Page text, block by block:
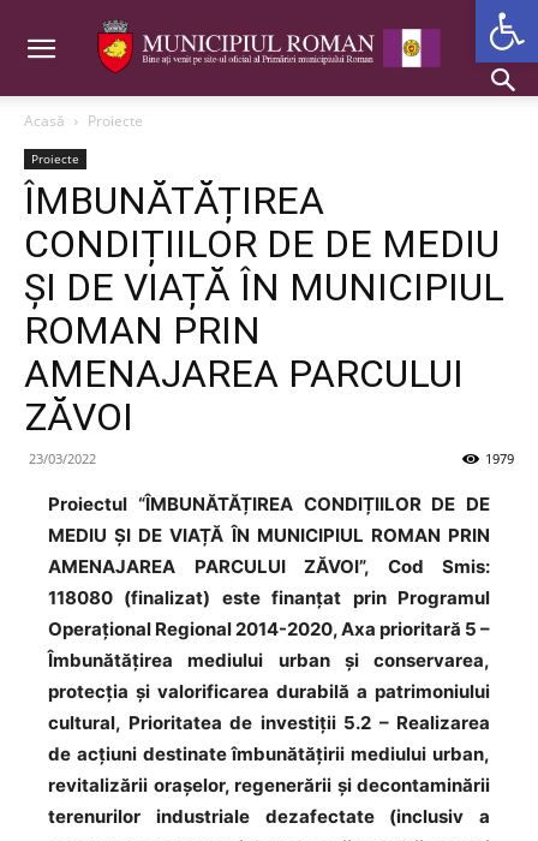
Acasă Proiecte
Proiecte
ÎMBUNĂTĂȚIREA
CONDIȚIILOR DE DE MEDIU
ȘI DE VIAȚĂ ÎN MUNICIPIUL
ROMAN PRIN
AMENAJAREA PARCULUI
ZĂVOI
23/03/2022 1979
Proiectul “ÎMBUNĂTĂȚIREA CONDIȚIILOR DE DE
MEDIU ȘI DE VIAȚĂ ÎN MUNICIPIUL ROMAN PRIN
AMENAJAREA PARCULUI ZĂVOI”, Cod Smis:
118080 (finalizat) este finanțat prin Programul
Operațional Regional 2014-2020, Axa prioritară 5 –
Îmbunătățirea mediului urban și conservarea,
protecția și valorificarea durabilă a patrimoniului
cultural, Prioritatea de investiții 5.2 – Realizarea
de acțiuni destinate îmbunătățirii mediului urban,
revitalizării orașelor, regenerării și decontaminării
terenurilor industriale dezafectate (inclusiv a